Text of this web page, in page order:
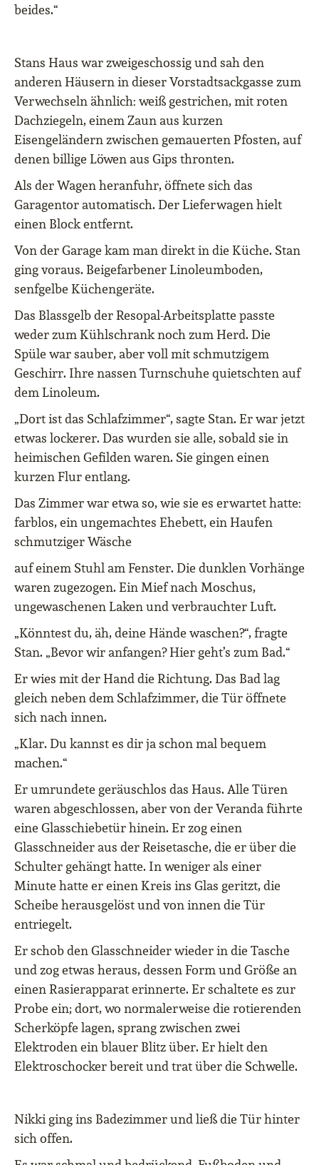
beides.“
Stans Haus war zweigeschossig und sah den
anderen Häusern in dieser Vorstadtsackgasse zum
Verwechseln ähnlich: weiß gestrichen, mit roten
Dachziegeln, einem Zaun aus kurzen
Eisengeländern zwischen gemauerten Pfosten, auf
denen billige Löwen aus Gips thronten.
Als der Wagen heranfuhr, öffnete sich das
Garagentor automatisch. Der Lieferwagen hielt
einen Block entfernt.
Von der Garage kam man direkt in die Küche. Stan
ging voraus. Beigefarbener Linoleumboden,
senfgelbe Küchengeräte.
Das Blassgelb der Resopal-Arbeitsplatte passte
weder zum Kühlschrank noch zum Herd. Die
Spüle war sauber, aber voll mit schmutzigem
Geschirr. Ihre nassen Turnschuhe quietschten auf
dem Linoleum.
„Dort ist das Schlafzimmer“, sagte Stan. Er war jetzt
etwas lockerer. Das wurden sie alle, sobald sie in
heimischen Gefilden waren. Sie gingen einen
kurzen Flur entlang.
Das Zimmer war etwa so, wie sie es erwartet hatte:
farblos, ein ungemachtes Ehebett, ein Haufen
schmutziger Wäsche
auf einem Stuhl am Fenster. Die dunklen Vorhänge
waren zugezogen. Ein Mief nach Moschus,
ungewaschenen Laken und verbrauchter Luft.
„Könntest du, äh, deine Hände waschen?“, fragte
Stan. „Bevor wir anfangen? Hier geht’s zum Bad.“
Er wies mit der Hand die Richtung. Das Bad lag
gleich neben dem Schlafzimmer, die Tür öffnete
sich nach innen.
„Klar. Du kannst es dir ja schon mal bequem
machen.“
Er umrundete geräuschlos das Haus. Alle Türen
waren abgeschlossen, aber von der Veranda führte
eine Glasschiebetür hinein. Er zog einen
Glasschneider aus der Reisetasche, die er über die
Schulter gehängt hatte. In weniger als einer
Minute hatte er einen Kreis ins Glas geritzt, die
Scheibe herausgelöst und von innen die Tür
entriegelt.
Er schob den Glasschneider wieder in die Tasche
und zog etwas heraus, dessen Form und Größe an
einen Rasierapparat erinnerte. Er schaltete es zur
Probe ein; dort, wo normalerweise die rotierenden
Scherköpfe lagen, sprang zwischen zwei
Elektroden ein blauer Blitz über. Er hielt den
Elektroschocker bereit und trat über die Schwelle.
Nikki ging ins Badezimmer und ließ die Tür hinter
sich offen.